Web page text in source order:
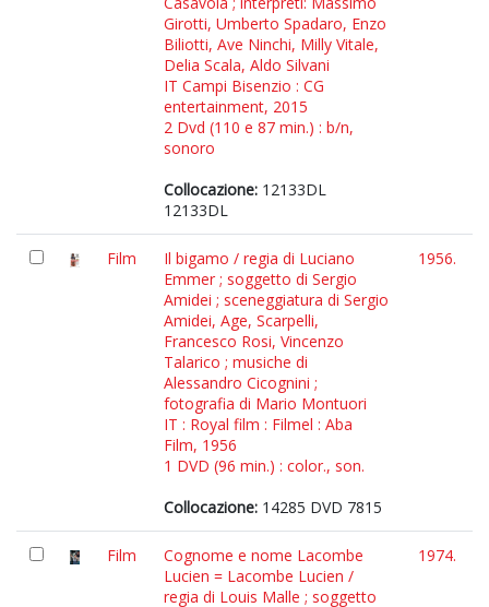
Girotti, Umberto Spadaro, Enzo
Biliotti, Ave Ninchi, Milly Vitale,
Delia Scala, Aldo Silvani
IT Campi Bisenzio : CG
entertainment, 2015
2 Dvd (110 e 87 min.) : b/n,
sonoro
Collocazione: 12133DL
12133DL
Film
Il bigamo / regia di Luciano
Emmer ; soggetto di Sergio
Amidei ; sceneggiatura di Sergio
Amidei, Age, Scarpelli,
Francesco Rosi, Vincenzo
Talarico ; musiche di
Alessandro Cicognini ;
fotografia di Mario Montuori
IT : Royal film : Filmel : Aba
Film, 1956
1 DVD (96 min.) : color., son.
Collocazione: 14285 DVD 7815
1956.
Film
Cognome e nome Lacombe
Lucien = Lacombe Lucien /
regia di Louis Malle ; soggetto
1974.